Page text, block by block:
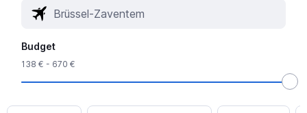
Budget
138 € - 670 €